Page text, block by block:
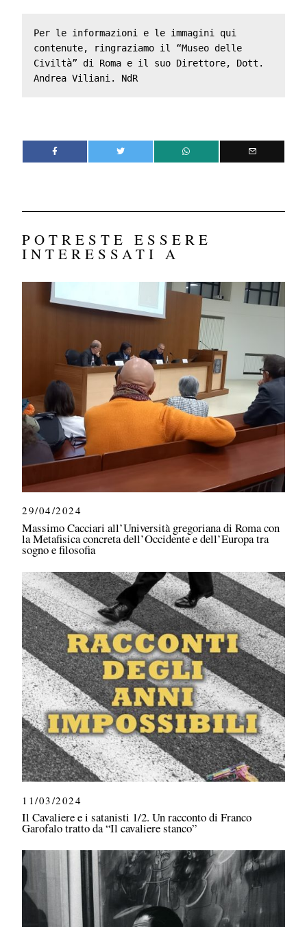
Per le informazioni e le immagini qui
contenute, ringraziamo il “Museo delle
Civiltà” di Roma e il suo Direttore, Dott.
Andrea Viliani. NdR
POTRESTE ESSERE
INTERESSATI A
29/04/2024
Massimo Cacciari all’Università gregoriana di Roma con
la Metafisica concreta dell’Occidente e dell’Europa tra
sogno e filosofia
11/03/2024
Il Cavaliere e i satanisti 1/2. Un racconto di Franco
Garofalo tratto da “Il cavaliere stanco”